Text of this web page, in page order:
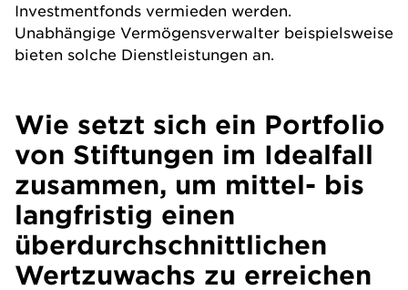
Investmentfonds vermieden werden.
Unabhängige Vermögensverwalter beispielsweise
bieten solche Dienstleistungen an.
Wie setzt sich ein Portfolio
von Stiftungen im Idealfall
zusammen, um mittel- bis
langfristig einen
überdurchschnittlichen
Wertzuwachs zu erreichen